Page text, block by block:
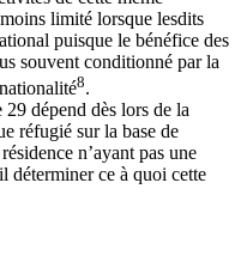
limité lorsque lesdits
puisque le bénéfice des
souvent conditionné par la
8.
dépend dès lors de la
réfugié sur la base de
n’ayant pas une
déterminer ce à quoi cette